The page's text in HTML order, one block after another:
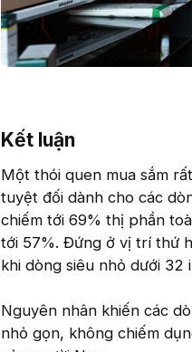
Kết luận​
Một thói quen mua sắm
tuyệt đối dành cho các
chiếm tới 69% thị phần
tới 57%. Đứng ở vị trí thứ
khi dòng siêu nhỏ dưới 32
Nguyên nhân khiến các
nhỏ gọn, không chiếm